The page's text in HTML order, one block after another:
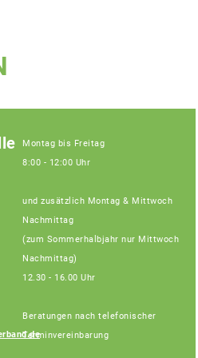
Montag bis Freitag
8:00 - 12:00 Uhr
und zusätzlich Montag & Mittwoch
Nachmittag
(zum Sommerhalbjahr nur Mittwoch
Nachmittag)
12.30 - 16.00 Uhr
Beratungen nach telefonischer
Terminvereinbarung